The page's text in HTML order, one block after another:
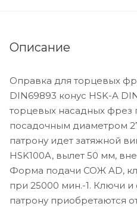
Описание
Оправка для торцевых
DIN69893 конус HSK-A
торцевых насадных фрез
посадочным диаметром
патрону идет затяжной
HSK100A, вылет 50 мм,
Форма подачи СОЖ AD,
при 25000 мин.-1. Ключи
патрону приобретаются